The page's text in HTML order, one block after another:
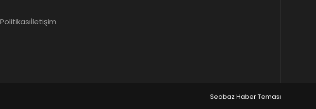
İletişim
Seobaz Haber Teması